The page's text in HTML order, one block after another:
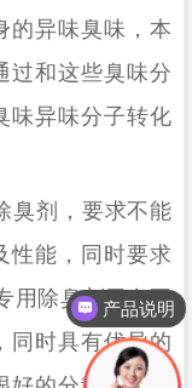
的异味臭味，本
过和这些臭味分
味异味分子转化
剂，要求不能
性能，同时要求
用除臭剂无色不
同时具有优异的
产品说明